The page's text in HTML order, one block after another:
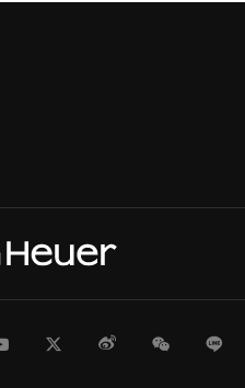
YoutubeTwitterWeiboWeChat